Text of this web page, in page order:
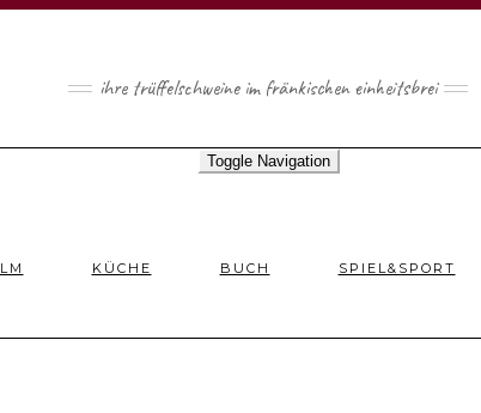
ihre trüffelschweine im fränkischen einheitsbrei
Toggle Navigation
KÜCHE BUCH SPIEL&SPORT